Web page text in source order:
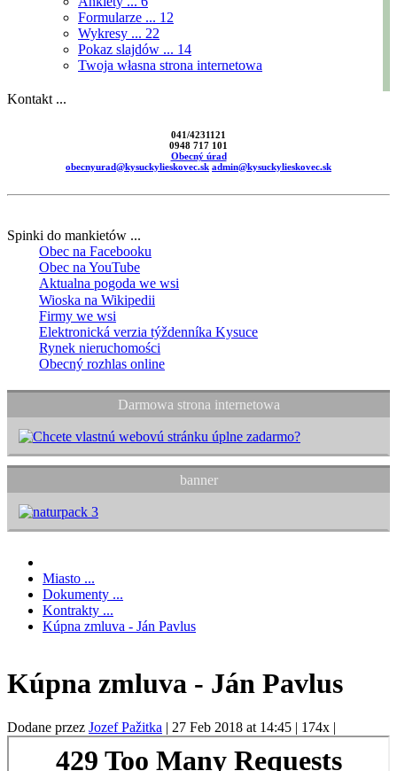
Formularze ... 12
Wykresy ... 22
Pokaz slajdów ... 14
Twoja własna strona internetowa
Kontakt ...
041/4231121
0948 717 101
Obecný úrad
obecnyurad@kysuckylieskovec.sk admin@kysuckylieskovec.sk
Spinki do mankietów ...
Obec na Facebooku
Obec na YouTube
Aktualna pogoda we wsi
Wioska na Wikipedii
Firmy we wsi
Elektronická verzia týždenníka Kysuce
Rynek nieruchomości
Obecný rozhlas online
Darmowa strona internetowa
banner
Miasto ...
Dokumenty ...
Kontrakty ...
Kúpna zmluva - Ján Pavlus
Kúpna zmluva - Ján Pavlus
Dodane przez Jozef Pažitka | 27 Feb 2018 at 14:45 | 174x |